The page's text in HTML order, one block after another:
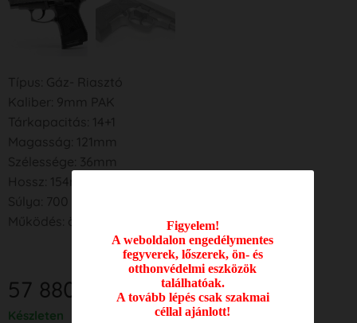
Figyelem!
A weboldalon engedélymentes
fegyverek, lőszerek, ön- és
otthonvédelmi eszközök
találhatóak.
A tovább lépés csak szakmai
céllal ajánlott!
57 880
Készleten